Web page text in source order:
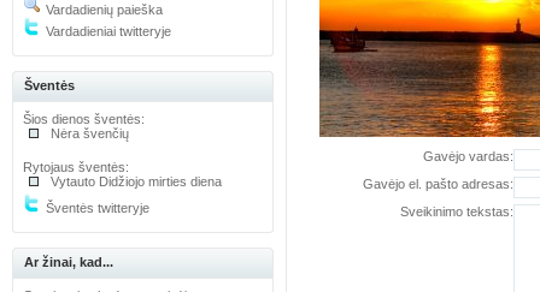
Vardadienių paieška
Vardadieniai twitteryje
Šventės
Šios dienos šventės:
Nėra švenčių
Rytojaus šventės:
Vytauto Didžiojo mirties diena
Šventės twitteryje
Ar žinai, kad...
Gavėjo vardas:
Gavėjo el. pašto adresas:
Sveikinimo tekstas: